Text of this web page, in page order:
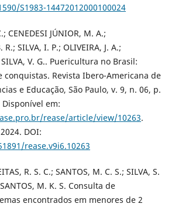
S1983-14472012000100024
CENEDESI JÚNIOR, M. A.;
R.; SILVA, I. P.; OLIVEIRA, J. A.;
SILVA, V. G.. Puericultura no Brasil:
Revista Ibero-Americana de
e Educação, São Paulo, v. 9, n. 06, p.
Disponível em:
rease/article/view/10263.
DOI:
rease.v9i6.10263
R. S. C.; SANTOS, M. C. S.; SILVA, S.
M. K. S. Consulta de
encontrados em menores de 2